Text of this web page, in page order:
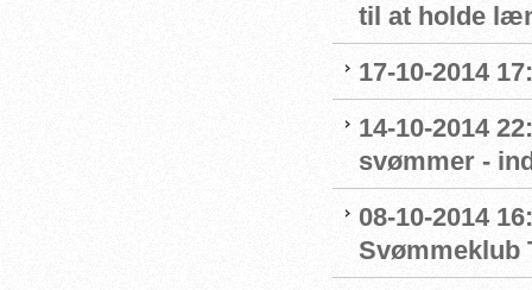
til at holde
17-10-2014
14-10-2014
svømmer -
08-10-2014
Svømmeklub